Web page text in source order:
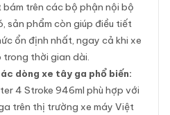
trên các bộ phận nội bộ
sản phẩm còn giúp điều tiết
ổn định nhất, ngay cả khi xe
thời gian dài.
dòng xe tây ga phổ biến:
4 Stroke 946ml phù hợp với
trên thị trường xe máy Việt